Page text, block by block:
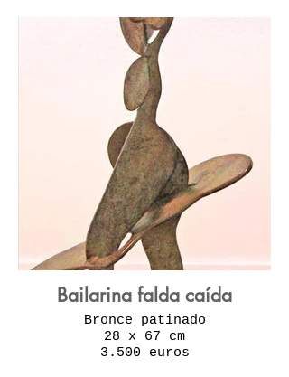
Bailarina falda caída
Bronce patinado
28 x 67 cm
3.500 euros